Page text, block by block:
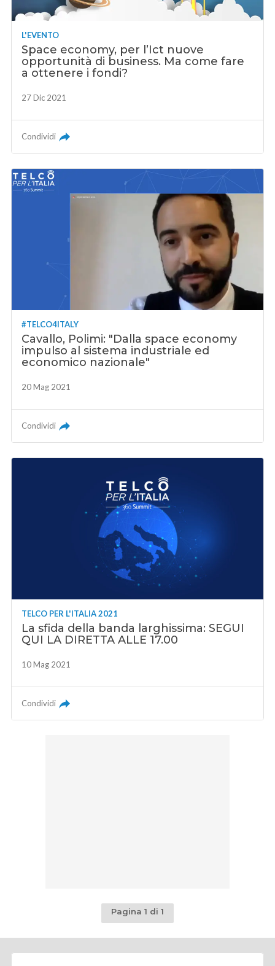
L'EVENTO
Space economy, per l’Ict nuove
opportunità di business. Ma come fare
a ottenere i fondi?
27 Dic 2021
Condividi
#TELCO4ITALY
Cavallo, Polimi: "Dalla space economy
impulso al sistema industriale ed
economico nazionale"
20 Mag 2021
Condividi
TELCO PER L'ITALIA 2021
La sfida della banda larghissima: SEGUI
QUI LA DIRETTA ALLE 17.00
10 Mag 2021
Condividi
Pagina 1 di 1